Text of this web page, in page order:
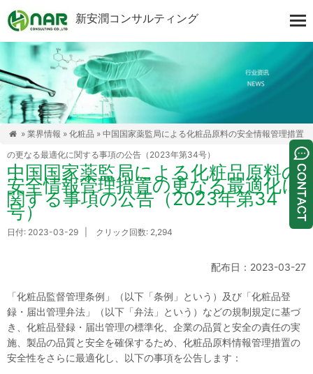
新安潤コンサルティング
 » 業界情報 » 化粧品 » 中国国家薬監局による化粧品原料の安全情報管理措置
の更なる最適化に関する事項の公告（2023年第34号）
中国国家薬監局による化粧品原料の
安全情報管理措置の更なる最適化に
関する事項の公告（2023年第34
号）
日付: 2023-03-29 | クリック回数: 2,294
配布日：2023-03-27
「化粧品監督管理条例」（以下「条例」という）及び「化粧品登
録・届出管理弁法」（以下「弁法」という）などの規制規定に基づ
き、化粧品登録・届出管理の標準化、企業の品質と安全の責任の実
施、製品の品質と安全を確保するため、化粧品原料情報管理措置の
安全性をさらに最適化し、以下の事項を公告します：